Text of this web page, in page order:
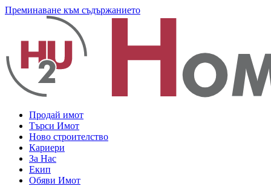
Преминаване към съдържанието
Продай имот
Търси Имот
Ново строителство
Кариери
За Нас
Екип
Обяви Имот